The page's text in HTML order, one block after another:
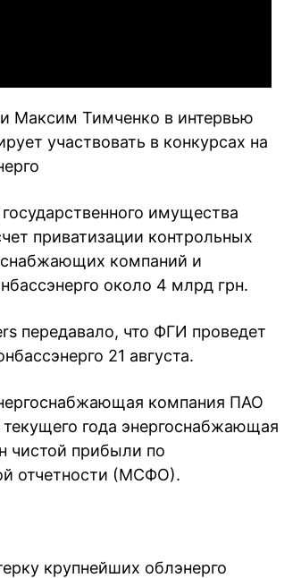
Максим Тимченко в интервью
участвовать в конкурсах на
имущества
приватизации контрольных
компаний и
около 4 млрд грн.
передавало, что ФГИ проведет
21 августа.
компания ПАО
года энергоснабжающая
чистой прибыли по
отчетности (МСФО).
крупнейших облэнерго